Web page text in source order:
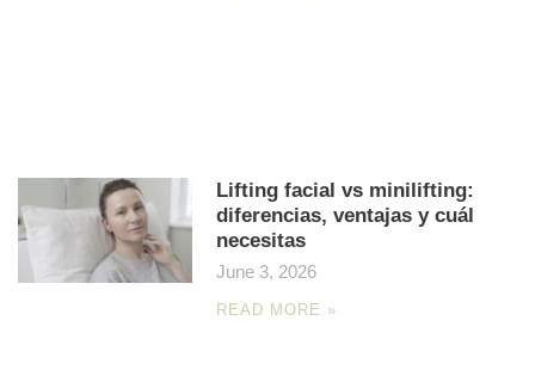
Lifting facial vs minilifting:
diferencias, ventajas y cuál
necesitas
June 3, 2026
READ MORE »